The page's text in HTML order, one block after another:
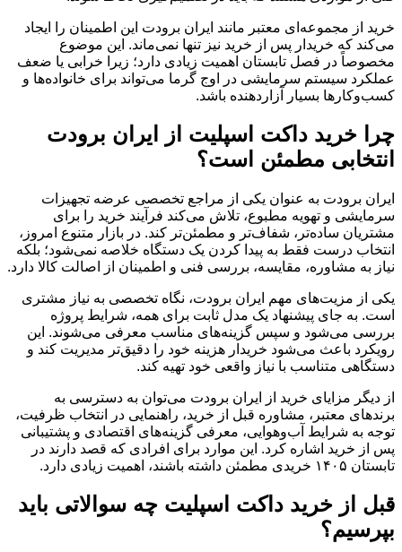
خرید از مجموعه‌ای معتبر مانند ایران برودت این اطمینان را ایجاد
می‌کند که خریدار پس از خرید نیز تنها نمی‌ماند. این موضوع
مخصوصاً در فصل تابستان اهمیت زیادی دارد؛ زیرا خرابی یا ضعف
عملکرد سیستم سرمایشی در اوج گرما می‌تواند برای خانواده‌ها و
کسب‌وکارها بسیار آزاردهنده باشد.
چرا خرید داکت اسپلیت از ایران برودت
انتخابی مطمئن است؟
ایران برودت به عنوان یکی از مراجع تخصصی عرضه تجهیزات
سرمایشی و تهویه مطبوع، تلاش می‌کند فرآیند خرید را برای
مشتریان ساده‌تر، شفاف‌تر و مطمئن‌تر کند. در بازار متنوع امروز،
انتخاب درست فقط به پیدا کردن یک دستگاه خلاصه نمی‌شود؛ بلکه
نیاز به مشاوره، مقایسه، بررسی فنی و اطمینان از اصالت کالا دارد.
یکی از مزیت‌های مهم ایران برودت، نگاه تخصصی به نیاز مشتری
است. به جای پیشنهاد یک مدل ثابت برای همه، شرایط پروژه
بررسی می‌شود و سپس گزینه‌های مناسب معرفی می‌شوند. این
رویکرد باعث می‌شود خریدار هزینه خود را دقیق‌تر مدیریت کند و
دستگاهی متناسب با نیاز واقعی خود تهیه کند.
از دیگر مزایای خرید از ایران برودت می‌توان به دسترسی به
برندهای معتبر، مشاوره قبل از خرید، راهنمایی در انتخاب ظرفیت،
توجه به شرایط آب‌وهوایی، معرفی گزینه‌های اقتصادی و پشتیبانی
پس از خرید اشاره کرد. این موارد برای افرادی که قصد دارند در
تابستان ۱۴۰۵ خریدی مطمئن داشته باشند، اهمیت زیادی دارد.
قبل از خرید داکت اسپلیت چه سوالاتی باید
بپرسیم؟